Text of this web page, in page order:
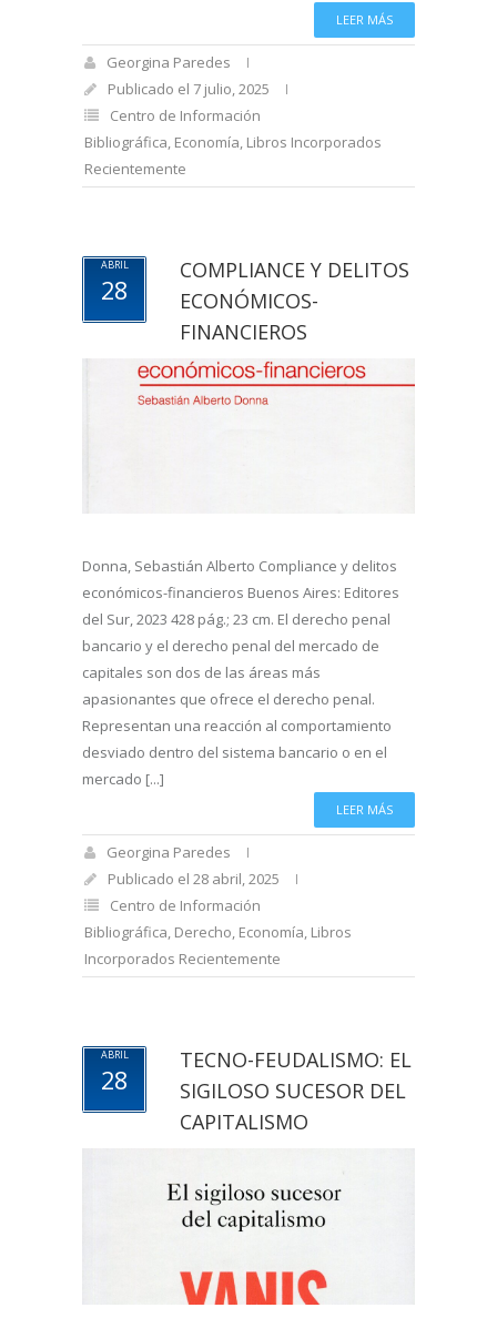
LEER MÁS
Georgina Paredes
Publicado el 7 julio, 2025
Centro de Información
Bibliográfica Economía Libros Incorporados
Recientemente
ABRIL
28
COMPLIANCE Y DELITOS
ECONÓMICOS-
FINANCIEROS
Donna, Sebastián Alberto Compliance y delitos
económicos-financieros Buenos Aires: Editores
del Sur, 2023 428 pág.; 23 cm. El derecho penal
bancario y el derecho penal del mercado de
capitales son dos de las áreas más
apasionantes que ofrece el derecho penal.
Representan una reacción al comportamiento
desviado dentro del sistema bancario o en el
mercado [...]
LEER MÁS
Georgina Paredes
Publicado el 28 abril, 2025
Centro de Información
Bibliográfica, Derecho, Economía, Libros
Incorporados Recientemente
ABRIL
28
TECNO-FEUDALISMO: EL
SIGILOSO SUCESOR DEL
CAPITALISMO